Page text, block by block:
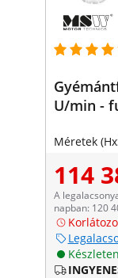
U/min -
Méretek
114
A
napban: 120
Készleten